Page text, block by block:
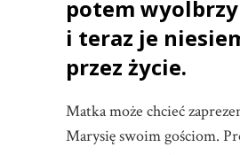
potem
i teraz je
przez życie.
Matka może chcieć
Marysię swoim gościom.